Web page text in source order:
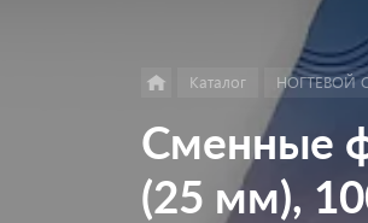
Каталог НОГТЕВОЙ
Сменные
(25 мм),